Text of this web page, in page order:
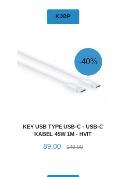
KJØP
KEY USB TYPE USB-C - USB-C
KABEL 45W 1M - HVIT
Tilbud
89,00 149,00Rabatt
-40%